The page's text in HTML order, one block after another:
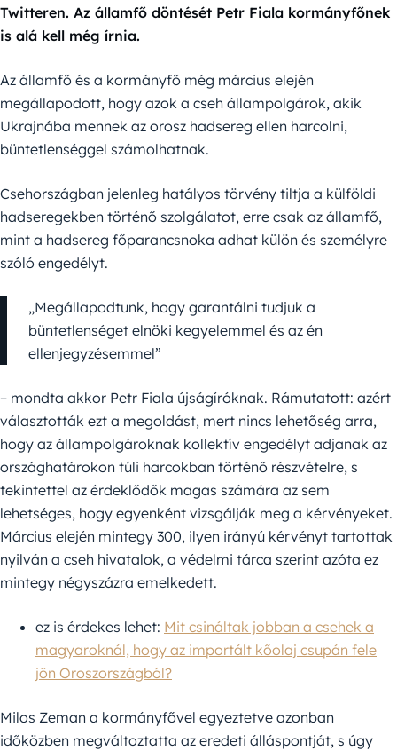
Twitteren. Az államfő döntését Petr Fiala kormányfőnek
is alá kell még írnia.
Az államfő és a kormányfő még március elején
megállapodott, hogy azok a cseh állampolgárok, akik
Ukrajnába mennek az orosz hadsereg ellen harcolni,
büntetlenséggel számolhatnak.
Csehországban jelenleg hatályos törvény tiltja a külföldi
hadseregekben történő szolgálatot, erre csak az államfő,
mint a hadsereg főparancsnoka adhat külön és személyre
szóló engedélyt.
„Megállapodtunk, hogy garantálni tudjuk a
büntetlenséget elnöki kegyelemmel és az én
ellenjegyzésemmel”
– mondta akkor Petr Fiala újságíróknak. Rámutatott: azért
választották ezt a megoldást, mert nincs lehetőség arra,
hogy az állampolgároknak kollektív engedélyt adjanak az
országhatárokon túli harcokban történő részvételre, s
tekintettel az érdeklődők magas számára az sem
lehetséges, hogy egyenként vizsgálják meg a kérvényeket.
Március elején mintegy 300, ilyen irányú kérvényt tartottak
nyilván a cseh hivatalok, a védelmi tárca szerint azóta ez
mintegy négyszázra emelkedett.
ez is érdekes lehet: Mit csináltak jobban a csehek a
magyaroknál, hogy az importált kőolaj csupán fele
jön Oroszországból?
Milos Zeman a kormányfővel egyeztetve azonban
időközben megváltoztatta az eredeti álláspontját, s úgy